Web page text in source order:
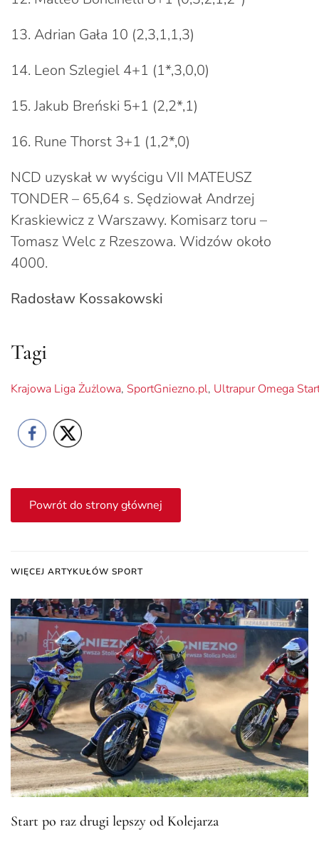
13. Adrian Gała 10 (2,3,1,1,3)
14. Leon Szlegiel 4+1 (1*,3,0,0)
15. Jakub Breński 5+1 (2,2*,1)
16. Rune Thorst 3+1 (1,2*,0)
NCD uzyskał w wyścigu VII MATEUSZ
TONDER – 65,64 s. Sędziował Andrzej
Kraskiewicz z Warszawy. Komisarz toru –
Tomasz Welc z Rzeszowa. Widzów około
4000.
Radosław Kossakowski
Tagi
Krajowa Liga Żużlowa, SportGniezno.pl, Ultrapur Omega
Powrót do strony głównej
WIĘCEJ ARTYKUŁÓW SPORT
Start po raz drugi lepszy od Kolejarza